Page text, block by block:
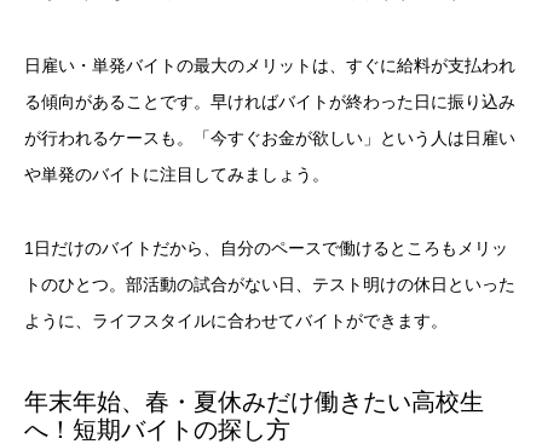
日雇い・単発バイトの最大のメリットは、すぐに給料が支払われ
る傾向があることです。早ければバイトが終わった日に振り込み
が行われるケースも。「今すぐお金が欲しい」という人は日雇い
や単発のバイトに注目してみましょう。
1日だけのバイトだから、自分のペースで働けるところもメリッ
トのひとつ。部活動の試合がない日、テスト明けの休日といった
ように、ライフスタイルに合わせてバイトができます。
年末年始、春・夏休みだけ働きたい高校生
へ！短期バイトの探し方